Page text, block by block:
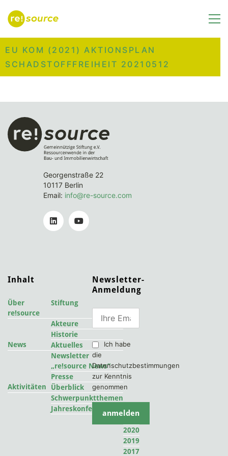
EU KOM (2021) AKTIONSPLAN
SCHADSTOFFFREIHEIT 20210512
Georgenstraße 22
10117 Berlin
Email: info@re-source.com
Inhalt
Über
re!source
Stiftung
Akteure
Historie
News
Aktuelles
Newsletter
„re!source News“
Presse
Aktivitäten
Überblick
Schwerpunktthemen
Jahreskonferenzen
2022
2020
2019
2017
Newsletter-
Anmeldung
Ich habe
die
Datenschutzbestimmungen
zur Kenntnis
genommen